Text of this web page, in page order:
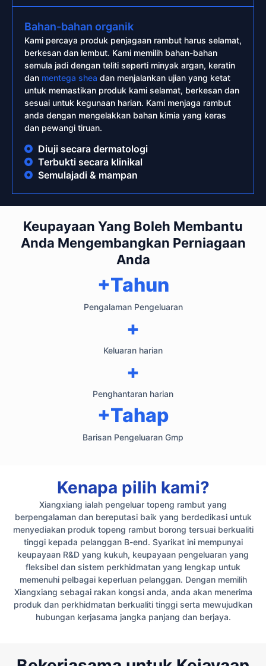
Bahan-bahan organik
Kami percaya produk penjagaan rambut harus selamat,
berkesan dan lembut. Kami memilih bahan-bahan
semula jadi dengan teliti seperti minyak argan, keratin
dan mentega shea dan menjalankan ujian yang ketat
untuk memastikan produk kami selamat, berkesan dan
sesuai untuk kegunaan harian. Kami menjaga rambut
anda dengan mengelakkan bahan kimia yang keras
dan pewangi tiruan.
Diuji secara dermatologi
Terbukti secara klinikal
Semulajadi & mampan
Keupayaan Yang Boleh Membantu
Anda Mengembangkan Perniagaan
Anda
Pengalaman Pengeluaran
+Tahun
Keluaran harian
+
Penghantaran harian
+
Barisan Pengeluaran Gmp
+Tahap
Kenapa pilih kami?
Xiangxiang ialah pengeluar topeng rambut yang
berpengalaman dan bereputasi baik yang berdedikasi untuk
menyediakan produk topeng rambut borong tersuai berkualiti
tinggi kepada pelanggan B-end. Syarikat ini mempunyai
keupayaan R&D yang kukuh, keupayaan pengeluaran yang
fleksibel dan sistem perkhidmatan yang lengkap untuk
memenuhi pelbagai keperluan pelanggan. Dengan memilih
Xiangxiang sebagai rakan kongsi anda, anda akan menerima
produk dan perkhidmatan berkualiti tinggi serta mewujudkan
hubungan kerjasama jangka panjang dan berjaya.